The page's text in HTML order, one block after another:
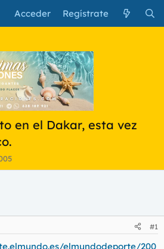
Acceder Regístrate
en el Dakar, esta vez
#1
elmundodeporte/200